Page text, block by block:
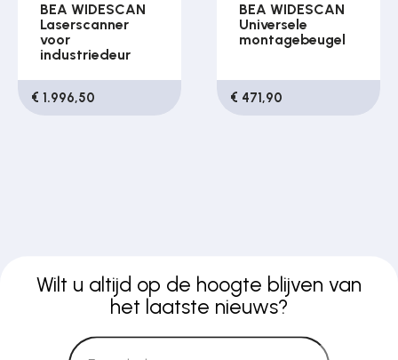
BEA WIDESCAN
Laserscanner
voor
industriedeur
€ 1.996,50
BEA WIDESCAN
Universele
montagebeugel
€ 471,90
Wilt u altijd op de hoogte blijven van
het laatste nieuws?